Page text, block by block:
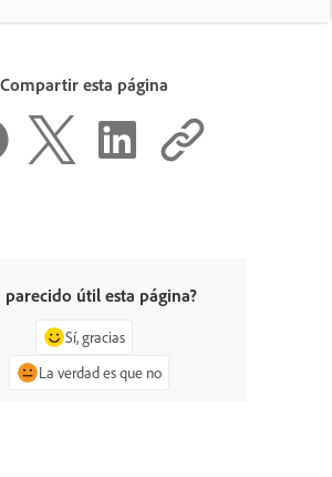
Compartir esta página
parecido útil esta página?
Sí, gracias
La verdad es que no